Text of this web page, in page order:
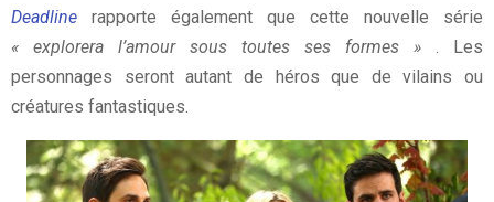
Deadline rapporte également que cette nouvelle série
« explorera l’amour sous toutes ses formes » . Les
personnages seront autant de héros que de vilains ou
créatures fantastiques.